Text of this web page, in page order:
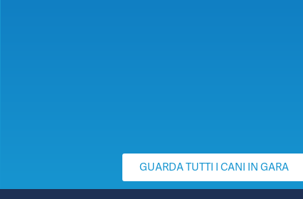
GUARDA TUTTI I CANI IN GARA